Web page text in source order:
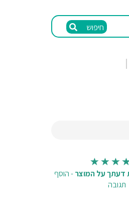
חיפוש
על המוצר-הוסף
תגובה